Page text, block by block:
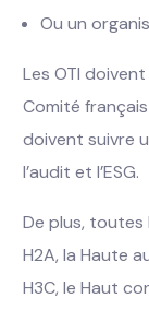
Ou un
Les OTI
Comité
doivent suivre
l’audit et l’ESG.
De plus,
H2A, la Haute
H3C, le Haut